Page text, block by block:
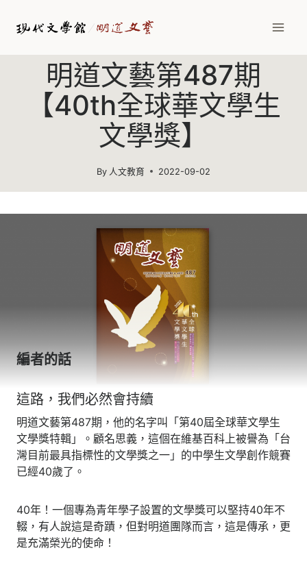
明道文藝第487期
【40th全球華文學生
文學獎】
By 人文教育 2022-09-02
編者的話
這路，我們必然會持續
明道文藝第487期，他的名字叫「第40屆全球華文學生
文學獎特輯」。顧名思義，這個在維基百科上被譽為 「台
灣目前最具指標性的文學獎之一 」 的中學生文學創作競賽
已經40歲了。
40年！一個專為青年學子設置的文學獎可以堅持40年不
輟，有人說這是奇蹟，但對明道團隊而言，這是傳承，更
是充滿榮光的使命！